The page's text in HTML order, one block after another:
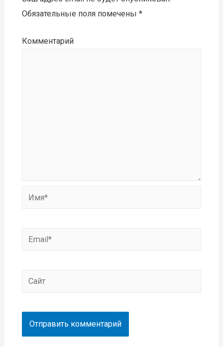
Обязательные поля помечены *
Комментарий
Имя*
Email*
Сайт